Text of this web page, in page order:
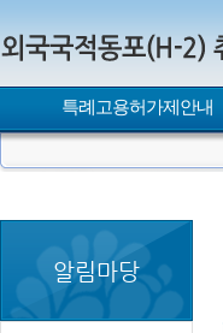
특례고용허가제안내
알림마당